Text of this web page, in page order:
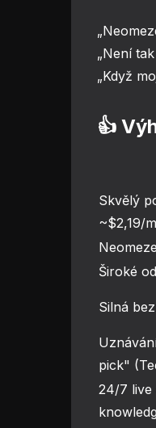
„Není
„Když
👍
Skvělý
~$2,19/
Široké
Silná
pick"
24/7 live